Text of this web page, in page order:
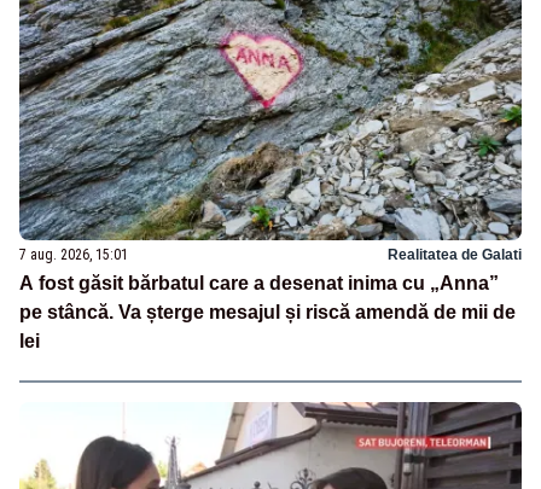
7 aug. 2026, 15:01 Realitatea de Galati
A fost găsit bărbatul care a desenat inima cu „Anna”
pe stâncă. Va șterge mesajul și riscă amendă de mii de
lei